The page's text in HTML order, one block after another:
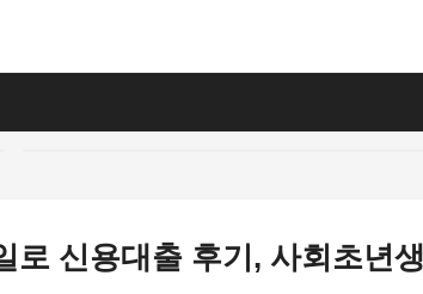
로 신용대출 후기, 사회초년